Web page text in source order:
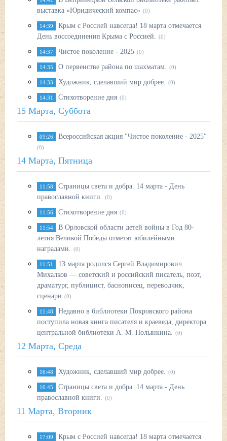
выставка «Юридический компас» (0)
14:39
Крым с Россией навсегда! 18 марта отмечается
День воссоединения Крыма с Россией. (0)
14:37 Чистое поколение - 2025 (0)
14:35 О первенстве района по шахматам. (0)
14:33 Художник, сделавший мир добрее. (0)
14:31 Стихотворение дня (0)
15 Марта, Суббота
09:26 Всероссийская акция "Чистое поколение - 2025"
(0)
14 Марта, Пятница
11:58
Страницы света и добра. 14 марта - День
православной книги. (0)
11:56 Стихотворение дня (0)
11:54
В Орловской области детей войны в Год 80-
летия Великой Победы отметят юбилейными
наградами. (0)
11:51
13 марта родился Сергей Владимирович
Михалков — советский и российский писатель, поэт,
драматург, публицист, баснописец, переводчик,
сценари (0)
11:48
Недавно в библиотеки Покровского района
поступила новая книга писателя и краеведа, директора
центральной библиотеки А. М. Полынкина. (0)
12 Марта, Среда
16:48 Художник, сделавший мир добрее. (0)
16:45
Страницы света и добра. 14 марта - День
православной книги. (0)
11 Марта, Вторник
17:09
Крым с Россией навсегда! 18 марта отмечается